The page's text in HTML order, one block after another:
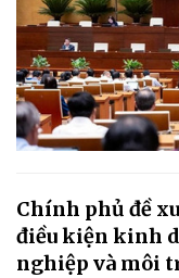
Chính phủ đề
điều kiện kinh
nghiệp và môi